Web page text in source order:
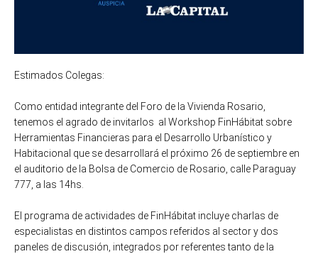
Estimados Colegas:
Como entidad integrante del Foro de la Vivienda Rosario,
tenemos el agrado de invitarlos al Workshop FinHábitat sobre
Herramientas Financieras para el Desarrollo Urbanístico y
Habitacional que se desarrollará el próximo 26 de septiembre en
el auditorio de la Bolsa de Comercio de Rosario, calle Paraguay
777, a las 14hs.
El programa de actividades de FinHábitat incluye charlas de
especialistas en distintos campos referidos al sector y dos
paneles de discusión, integrados por referentes tanto de la